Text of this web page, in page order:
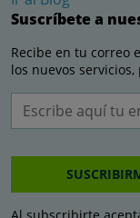
Suscríbete a
Recibe en tu correo
los nuevos